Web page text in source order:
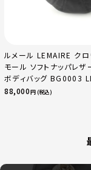
ルメール LEMAIRE クロ
モール ソフトナッパレザ
ボディバッグ BG0003
ック
88,000円 (税込)